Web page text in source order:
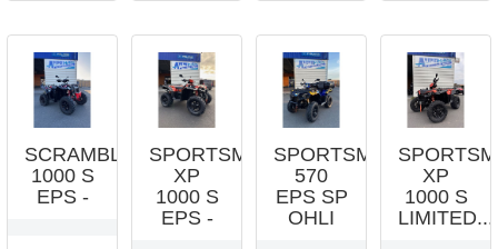
SCRAMBLER
1000 S
EPS -
SPORTSMAN
XP
1000 S
EPS -
SPORTSMAN
570
EPS SP
OHLI
XP
1000 S
LIMITED...